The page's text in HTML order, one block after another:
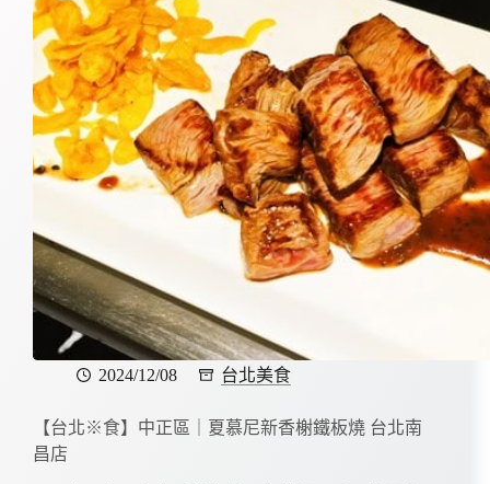
2024/12/08 台北美食
【台北※食】中正區｜夏慕尼新香榭鐵板燒 台北南
昌店